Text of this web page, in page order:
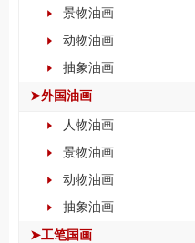
景物油画
动物油画
抽象油画
➤外国油画
人物油画
景物油画
动物油画
抽象油画
➤工笔国画